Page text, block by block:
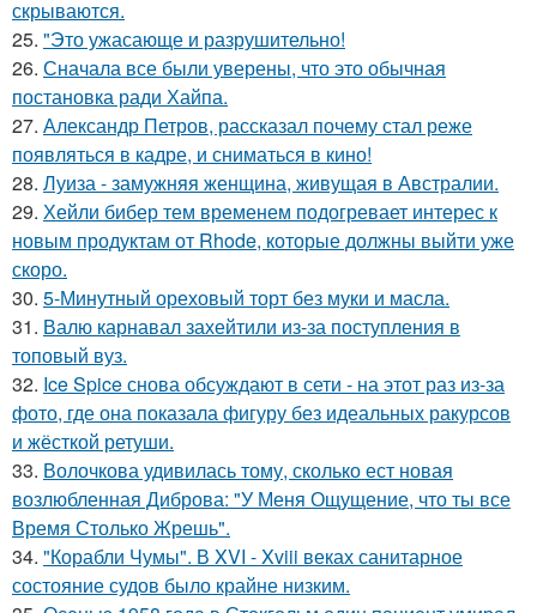
скрываются.
25. "Это ужасающе и разрушительно!
26. Сначала все были уверены, что это обычная
постановка ради Хайпа.
27. Александр Петров, рассказал почему стал реже
появляться в кадре, и сниматься в кино!
28. Луиза - замужняя женщина, живущая в Австралии.
29. Хейли бибер тем временем подогревает интерес к
новым продуктам от Rhode, которые должны выйти уже
скоро.
30. 5-Минутный ореховый торт без муки и масла.
31. Валю карнавал захейтили из-за поступления в
топовый вуз.
32. Ice Spice снова обсуждают в сети - на этот раз из-за
фото, где она показала фигуру без идеальных ракурсов
и жёсткой ретуши.
33. Волочкова удивилась тому, сколько ест новая
возлюбленная Диброва: "У Меня Ощущение, что ты все
Время Столько Жрешь".
34. "Корабли Чумы". В XVI - Xviii веках санитарное
состояние судов было крайне низким.